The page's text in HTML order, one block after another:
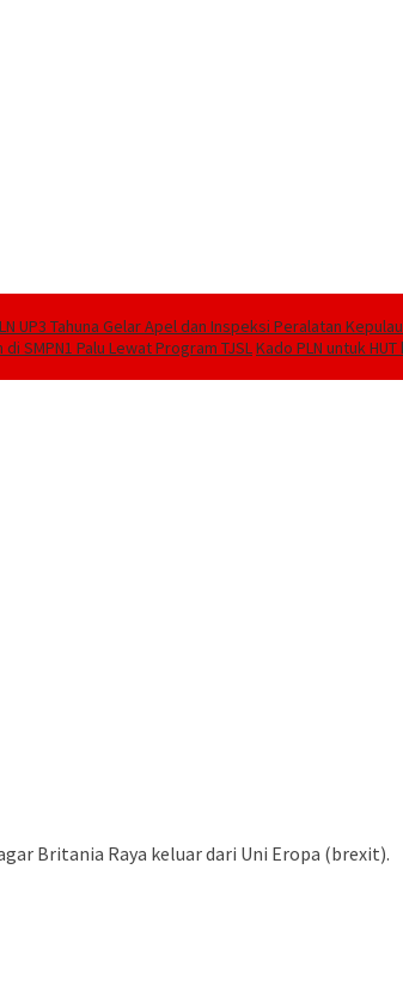
UP3 Tahuna Gelar Apel dan Inspeksi Peralatan
SMPN1 Palu Lewat Program TJSLKado PLN untuk
Britania Raya keluar dari Uni Eropa (brexit).